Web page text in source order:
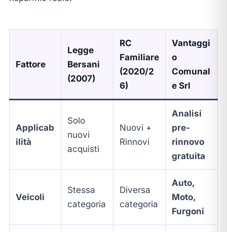
Fattore
Legge
Bersani
(2007)
RC
Familiare
(2020/2
6)
Vantaggi
o
Comunal
e Srl
Applicab
ilità
Solo
nuovi
acquisti
Nuovi +
Rinnovi
Analisi
pre-
rinnovo
gratuita
Veicoli
Stessa
categoria
Diversa
categoria
Auto,
Moto,
Furgoni